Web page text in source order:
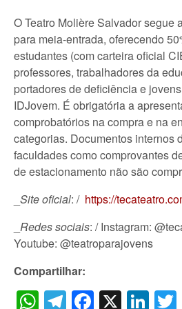
O Teatro Molière Salvador segue
para meia-entrada, oferecendo
estudantes (com carteira oficial
professores, trabalhadores da
portadores de deficiência e
IDJovem. É obrigatória a
comprobatórios na compra e na
categorias. Documentos internos
faculdades como comprovantes
de estacionamento não são
Site oficial: / https://
Redes sociais: / Instagram:
Youtube: @teatroparajovens
Compartilhar:
WhatsApp
Telegram
X